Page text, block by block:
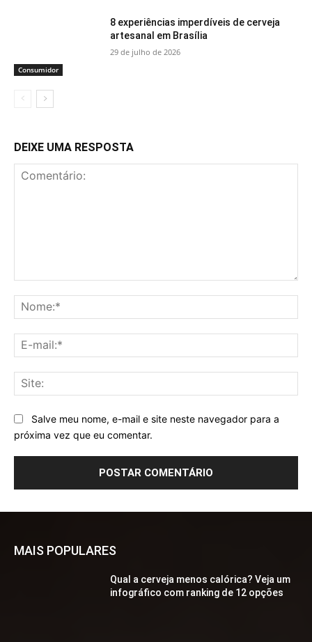
Consumidor
8 experiências imperdíveis de cerveja
artesanal em Brasília
29 de julho de 2026
DEIXE UMA RESPOSTA
Salve meu nome, e-mail e site neste navegador para a
próxima vez que eu comentar.
MAIS POPULARES
Qual a cerveja menos calórica? Veja um
infográfico com ranking de 12 opções